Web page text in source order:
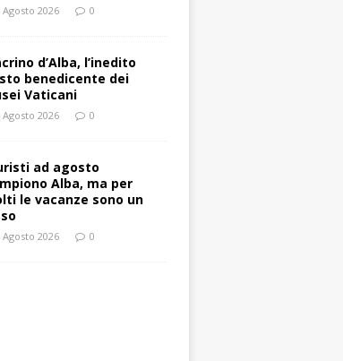
Agosto 2026 0
d’Alba, l’inedito
benedicente dei
Vaticani
Agosto 2026 0
ad agosto
Alba, ma per
le vacanze sono un
Agosto 2026 0